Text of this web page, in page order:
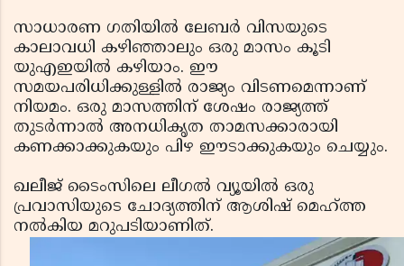
സാധാരണ ഗതിയില്‍ ലേബര്‍ വിസയുടെ
കാലാവധി കഴിഞ്ഞാലും ഒരു മാസം കൂടി
യുഎഇയില്‍ കഴിയാം. ഈ
സമയപരിധിക്കുള്ളില്‍ രാജ്യം വിടണമെന്നാണ്
നിയമം. ഒരു മാസത്തിന് ശേഷം രാജ്യത്ത്
തുടര്‍ന്നാല്‍ അനധികൃത താമസക്കാരായി
കണക്കാക്കുകയും പിഴ ഈടാക്കുകയും ചെയ്യും.
ഖലീജ് ടൈംസിലെ ലീഗല്‍ വ്യൂയില്‍ ഒരു
പ്രവാസിയുടെ ചോദ്യത്തിന് ആശിഷ് മെഹ്ത്ത
നല്‍കിയ മറുപടിയാണിത്.